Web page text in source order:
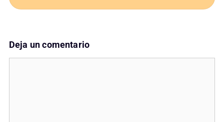
Deja un comentario